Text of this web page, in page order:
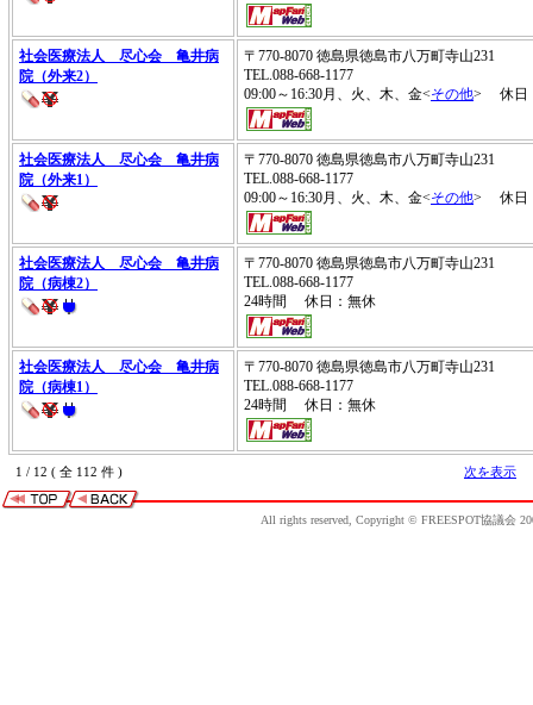
社会医療法人 尽心会 亀井病
院（外来2）
〒770-8070 徳島県徳島市八万町寺山231
TEL.088-668-1177
09:00～16:30月、火、木、金<その他> 休日
社会医療法人 尽心会 亀井病
院（外来1）
〒770-8070 徳島県徳島市八万町寺山231
TEL.088-668-1177
09:00～16:30月、火、木、金<その他> 休日
社会医療法人 尽心会 亀井病
院（病棟2）
〒770-8070 徳島県徳島市八万町寺山231
TEL.088-668-1177
24時間 休日：無休
社会医療法人 尽心会 亀井病
院（病棟1）
〒770-8070 徳島県徳島市八万町寺山231
TEL.088-668-1177
24時間 休日：無休
1 / 12 ( 全 112 件 ) 次を表示
All rights reserved, Copyright © FREESPOT協議会